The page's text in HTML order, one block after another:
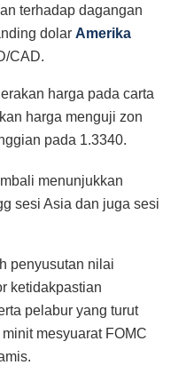
terhadap dagangan
dolar Amerika
CAD.
harga pada carta
harga menguji zon
pada 1.3340.
menunjukkan
sesi Asia dan juga sesi
penyusutan nilai
ketidakpastian
pelabur yang turut
mesyuarat FOMC